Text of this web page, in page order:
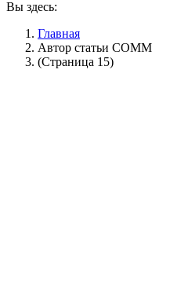
Вы здесь:
Главная
Автор статьи СОММ
(Страница 15)